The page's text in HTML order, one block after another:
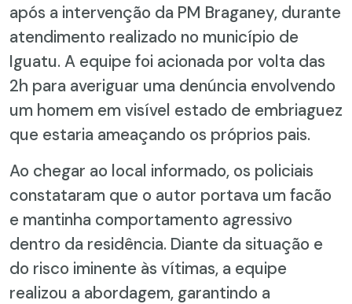
após a intervenção da PM Braganey, durante
atendimento realizado no município de
Iguatu. A equipe foi acionada por volta das
2h para averiguar uma denúncia envolvendo
um homem em visível estado de embriaguez
que estaria ameaçando os próprios pais.
Ao chegar ao local informado, os policiais
constataram que o autor portava um facão
e mantinha comportamento agressivo
dentro da residência. Diante da situação e
do risco iminente às vítimas, a equipe
realizou a abordagem, garantindo a